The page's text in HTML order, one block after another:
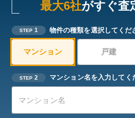
最大6社がすぐ査
STEP 1 物件の種類を選択してくだ
マンション 戸建
STEP 2 マンション名を入力してく